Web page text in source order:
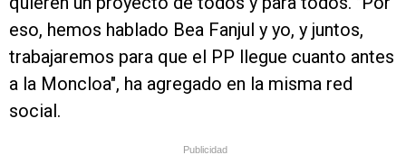
eso, hemos hablado Bea Fanjul y yo, y juntos,
trabajaremos para que el PP llegue cuanto antes
a la Moncloa", ha agregado en la misma red
social.
Publicidad